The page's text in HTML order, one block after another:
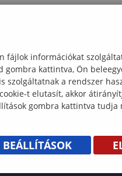
fájlok információkat
kattintva, Ön
szolgáltatnak a rendszer
t elutasít, akkor
gombra kattintva tudja
BEÁLLÍTÁSOK